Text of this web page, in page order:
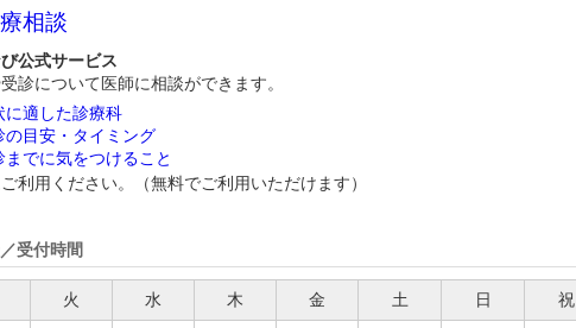
相談
公式サービス
診について医師に相談ができます。
に適した診療科
の目安・タイミング
までに気をつけること
利用ください。（無料でご利用いただけます）
受付時間
火 水 木 金 土 日 祝